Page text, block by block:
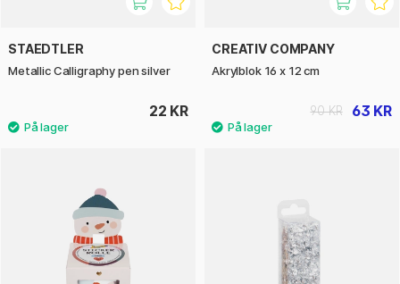
STAEDTLER
Metallic Calligraphy pen silver
22 KR
CREATIV COMPANY
Akrylblok 16 x 12 cm
63 KR
90 KR